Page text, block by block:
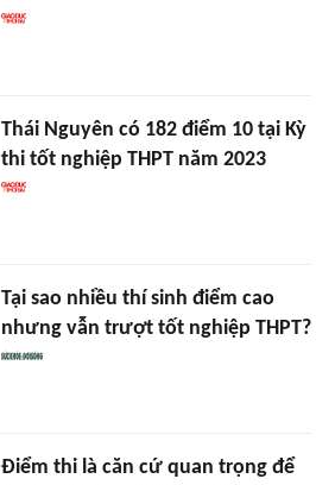
Thái Nguyên có 182 điểm 10 tại Kỳ
thi tốt nghiệp THPT năm 2023
Tại sao nhiều thí sinh điểm cao
nhưng vẫn trượt tốt nghiệp THPT?
Điểm thi là căn cứ quan trọng để